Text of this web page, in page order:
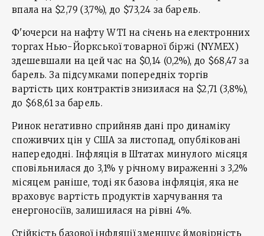
впала на $2,79 (3,7%), до $73,24 за барель.
Ф'ючерси на нафту WTI на січень на електронних
торгах Нью-Йоркської товарної біржі (NYMEX)
здешевшали на цей час на $0,14 (0,2%), до $68,47 за
барель. За підсумками попередніх торгів
вартість цих контрактів знизилася на $2,71 (3,8%),
до $68,61 за барель.
Ринок негативно сприйняв дані про динаміку
споживчих цін у США за листопад, опубліковані
напередодні. Інфляція в Штатах минулого місяця
сповільнилася до 3,1% у річному вираженні з 3,2%
місяцем раніше, тоді як базова інфляція, яка не
враховує вартість продуктів харчування та
енергоносіїв, залишилася на рівні 4%.
Стійкість базової інфляції зменшує ймовірність